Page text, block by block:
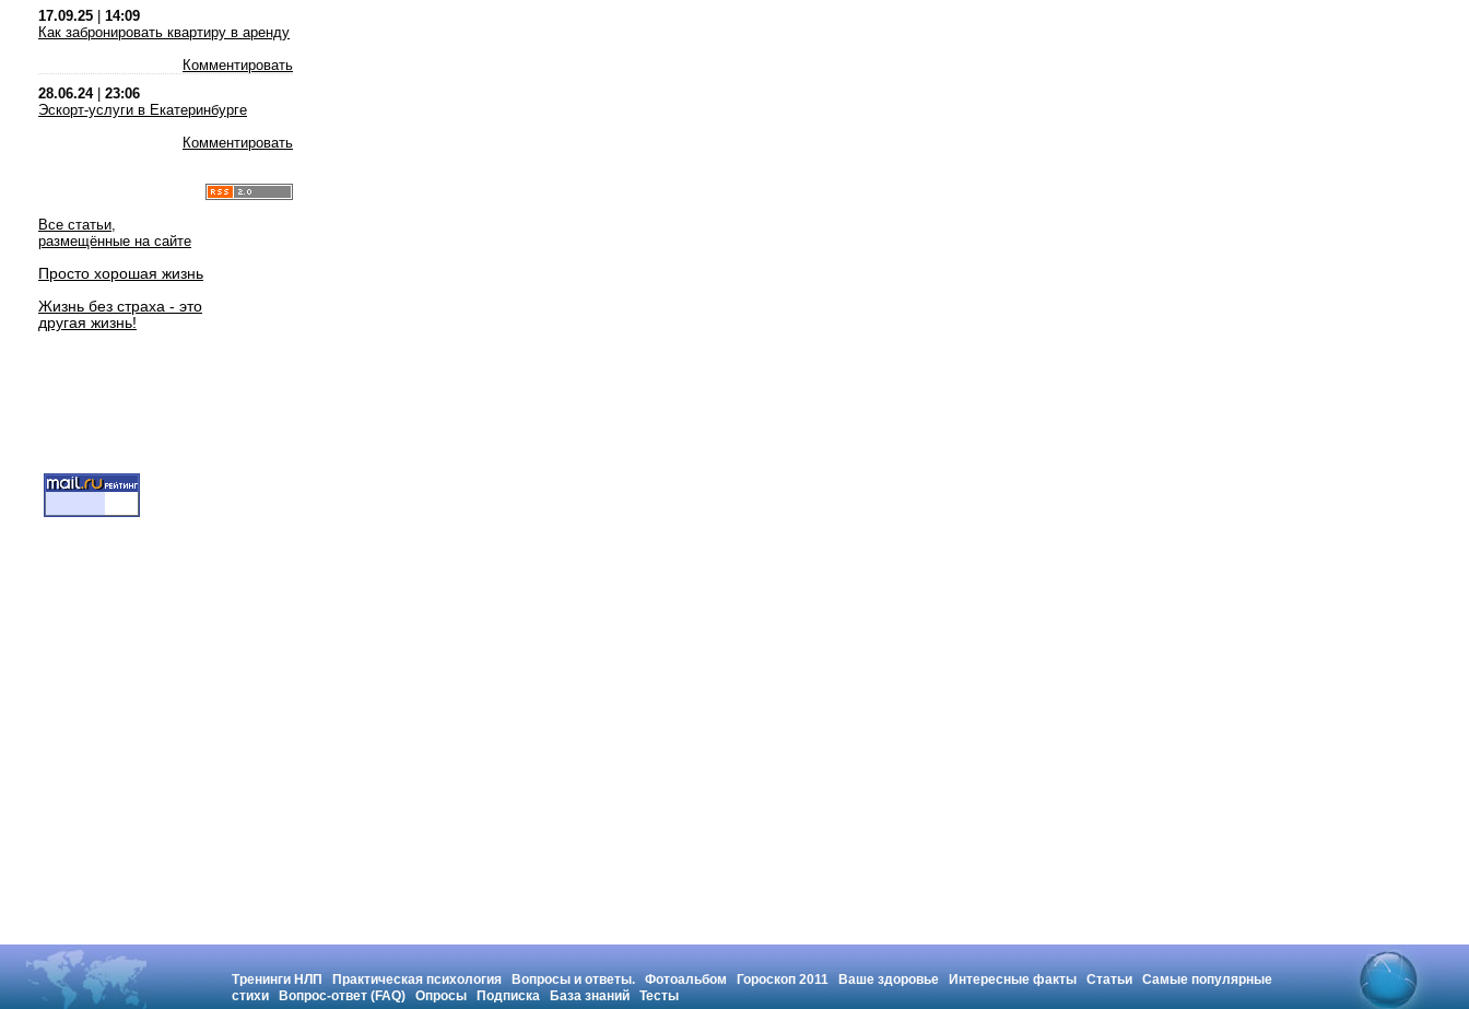
17.09.25
14:09
Как забронировать квартиру в аренду
Комментировать
28.06.24| 23:06
Эскорт-услуги в Екатеринбурге
Комментировать
Все статьи,
размещённые на сайте
Просто хорошая жизнь
Жизнь без страха - это
другая жизнь!
Тренинги НЛП Практическая психология Вопросы и ответы. Фотоальбом Гороскоп 2011 Ваше здоровье Интересные факты Статьи
Самые популярные
стихи
Вопрос-ответ (FAQ) Опросы Подписка База знаний Тесты